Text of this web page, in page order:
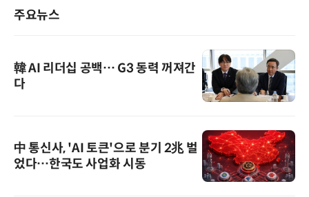
주요뉴스
韓 AI 리더십 공백… G3 동력 꺼져간
다
中 통신사, 'AI 토큰'으로 분기 2兆 벌
었다…한국도 사업화 시동